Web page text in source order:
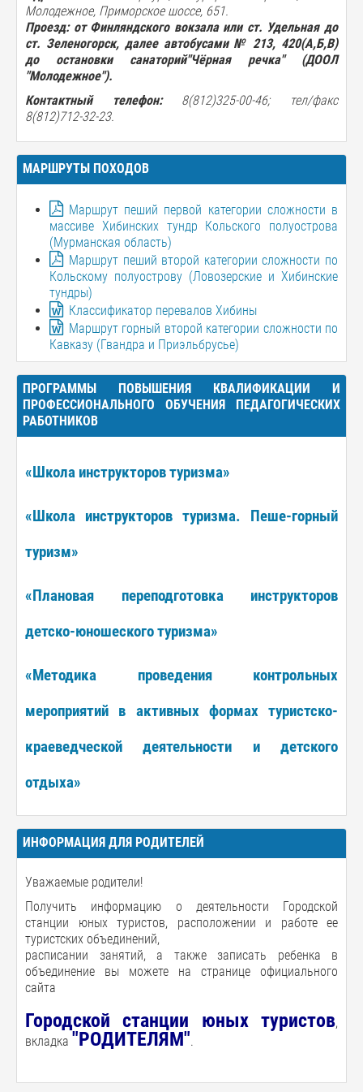
Молодежное, Приморское шоссе, 651.
Проезд: от Финляндского вокзала или ст. Удельная до
ст. Зеленогорск, далее автобусами № 213, 420(А,Б,В)
до остановки санаторий"Чёрная речка" (ДООЛ
"Молодежное").
Контактный телефон: 8(812)325-00-46; тел/факс
8(812)712-32-23.
МАРШРУТЫ ПОХОДОВ
Маршрут пеший первой категории сложности в
массиве Хибинских тундр Кольского полуострова
(Мурманская область)
Маршрут пеший второй категории сложности по
Кольскому полуострову (Ловозерские и Хибинские
тундры)
Классификатор перевалов Хибины
Маршрут горный второй категории сложности по
Кавказу (Гвандра и Приэльбрусье)
ПРОГРАММЫ ПОВЫШЕНИЯ КВАЛИФИКАЦИИ И
ПРОФЕССИОНАЛЬНОГО ОБУЧЕНИЯ ПЕДАГОГИЧЕСКИХ
РАБОТНИКОВ
«Школа инструкторов туризма»
«Школа инструкторов туризма. Пеше-горный
туризм»
«Плановая переподготовка инструкторов
детско-юношеского туризма»
«Методика проведения контрольных
мероприятий в активных формах туристско-
краеведческой деятельности и детского
отдыха»
ИНФОРМАЦИЯ ДЛЯ РОДИТЕЛЕЙ
Уважаемые родители!
Получить информацию о деятельности Городской
станции юных туристов, расположении и работе ее
туристских объединений,
расписании занятий, а также записать ребенка в
объединение вы можете на странице официального
сайта
Городской станции юных туристов,
вкладка "РОДИТЕЛЯМ".